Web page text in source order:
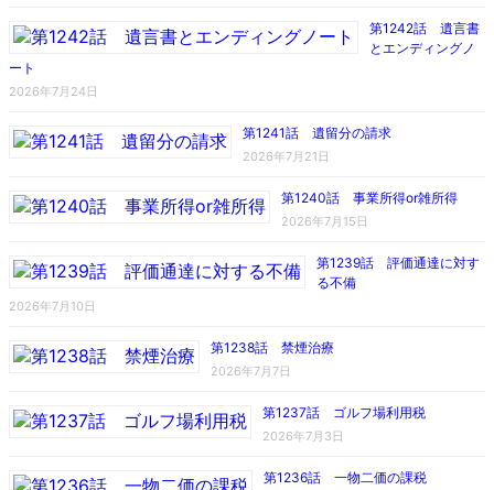
第1242話 遺言書
とエンディングノ
ート
2026年7月24日
第1241話 遺留分の請求
2026年7月21日
第1240話 事業所得or雑所得
2026年7月15日
第1239話 評価通達に対す
る不備
2026年7月10日
第1238話 禁煙治療
2026年7月7日
第1237話 ゴルフ場利用税
2026年7月3日
第1236話 一物二価の課税